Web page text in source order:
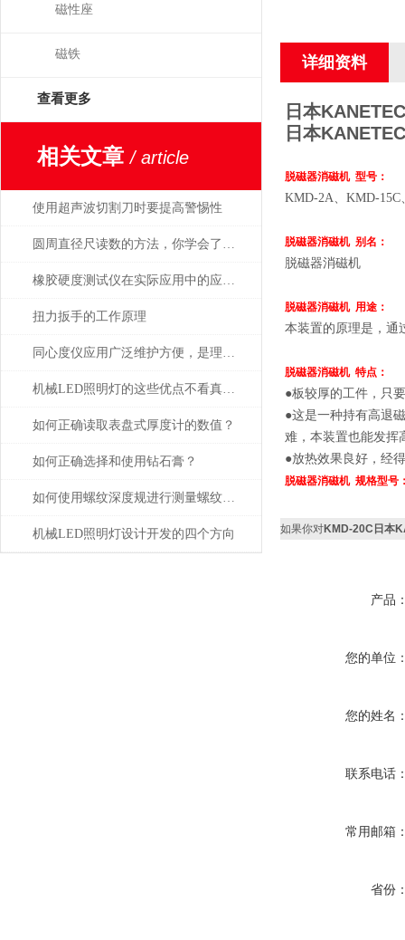
磁性座
磁铁
查看更多
相关文章/ article
使用超声波切割刀时要提高警惕性
圆周直径尺读数的方法，你学会了吗？
橡胶硬度测试仪在实际应用中的应用场景
扭力扳手的工作原理
同心度仪应用广泛维护方便，是理想中的专用测量工具
机械LED照明灯的这些优点不看真的不知道
如何正确读取表盘式厚度计的数值？
如何正确选择和使用钻石膏？
如何使用螺纹深度规进行测量螺纹深度？
机械LED照明灯设计开发的四个方向
详细资料
日本
日本
脱磁器消磁机 型号：
KMD-2A、KMD-15C
脱磁器消磁机 别名：
脱磁器消磁机
脱磁器消磁机 用途：
本装置的原理是，通
脱磁器消磁机 特点：
●板较厚的工件，只
●这是一种持有高退
难，本装置也能发挥
●放热效果良好，经
脱磁器消磁机 规格型号
如果你对KMD-20C日本
产品
您的单位
您的姓名
联系电话
常用邮箱
省份